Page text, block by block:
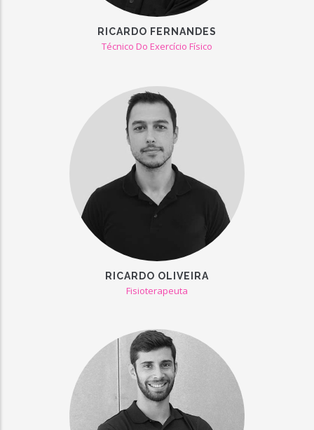
RICARDO FERNANDES
Técnico Do Exercício Físico
RICARDO OLIVEIRA
Fisioterapeuta